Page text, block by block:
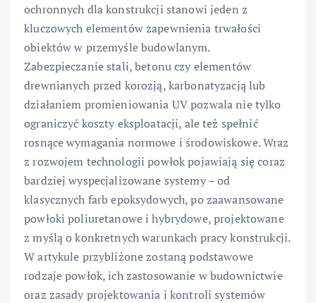
ochronnych dla konstrukcji stanowi jeden z
kluczowych elementów zapewnienia trwałości
obiektów w przemyśle budowlanym.
Zabezpieczanie stali, betonu czy elementów
drewnianych przed korozją, karbonatyzacją lub
działaniem promieniowania UV pozwala nie tylko
ograniczyć koszty eksploatacji, ale też spełnić
rosnące wymagania normowe i środowiskowe. Wraz
z rozwojem technologii powłok pojawiają się coraz
bardziej wyspecjalizowane systemy – od
klasycznych farb epoksydowych, po zaawansowane
powłoki poliuretanowe i hybrydowe, projektowane
z myślą o konkretnych warunkach pracy konstrukcji.
W artykule przybliżone zostaną podstawowe
rodzaje powłok, ich zastosowanie w budownictwie
oraz zasady projektowania i kontroli systemów